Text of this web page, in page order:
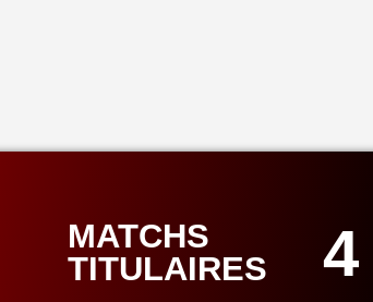
MATCHS
TITULAIRES
4